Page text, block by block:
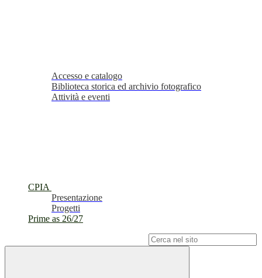
Accesso e catalogo
Biblioteca storica ed archivio fotografico
Attività e eventi
CPIA
Presentazione
Progetti
Prime as 26/27